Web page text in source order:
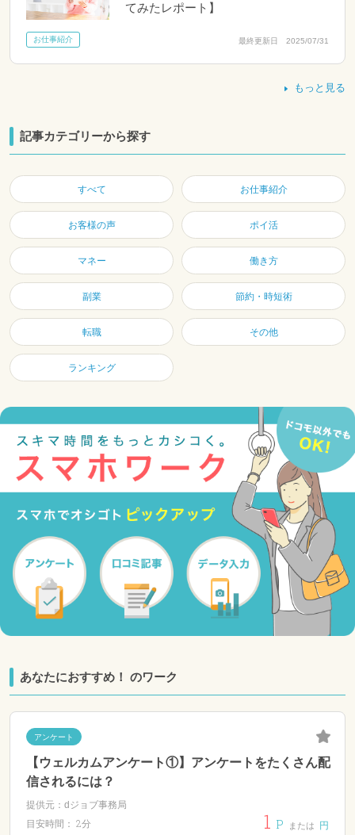
てみたレポート】
お仕事紹介 最終更新日 2025/07/31
もっと見る
記事カテゴリーから探す
すべて お仕事紹介
お客様の声 ポイ活
マネー 働き方
副業 節約・時短術
転職 その他
ランキング
あなたにおすすめ！ のワーク
アンケート
【ウェルカムアンケート①】アンケートをたくさん配
信されるには？
提供元：dジョブ事務局
目安時間： 2分 1 P または 円